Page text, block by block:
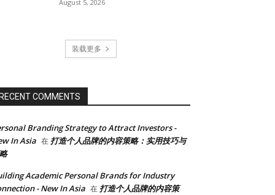
August 5, 2026
装载更多
COMMENTS
Branding Strategy to Attract Investors -
In Asia 在 打造个人品牌的内容策略：实用技巧与
Academic Personal Brands for Industry
- New In Asia 在 打造个人品牌的内容策